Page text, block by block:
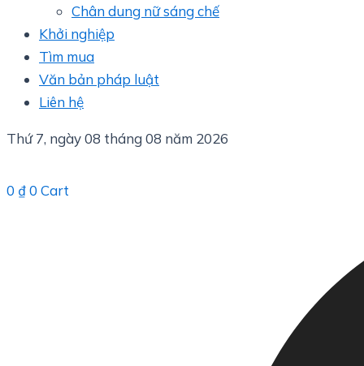
Chân dung nữ sáng chế
Khởi nghiệp
Tìm mua
Văn bản pháp luật
Liên hệ
Thứ 7, ngày 08 tháng 08 năm 2026
0 ₫0 Cart